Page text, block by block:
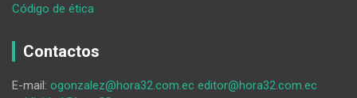
Código de ética
es
Contactos
E-mail: ogonzalez@hora32.com.ec editor@hora32.com.ec